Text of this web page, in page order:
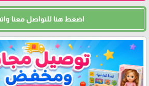
اضغط هنا للتواصل معنا